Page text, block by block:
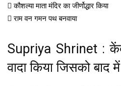
 कौशल्या माता मंदिर का जीर्णोद्धार किया
 राम वन गमन पथ बनवाया
Supriya Shrinet :
वादा किया जिसको बाद